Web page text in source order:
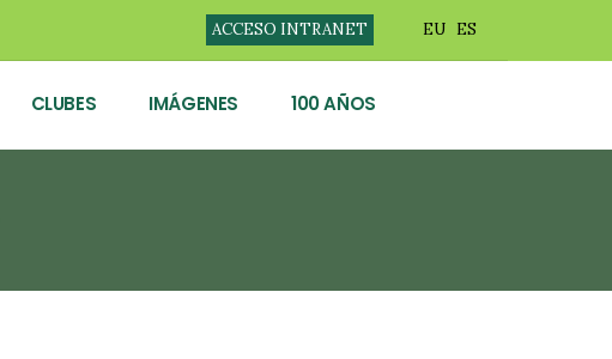
ACCESO INTRANET EU ES
CLUBES IMÁGENES 100 AÑOS